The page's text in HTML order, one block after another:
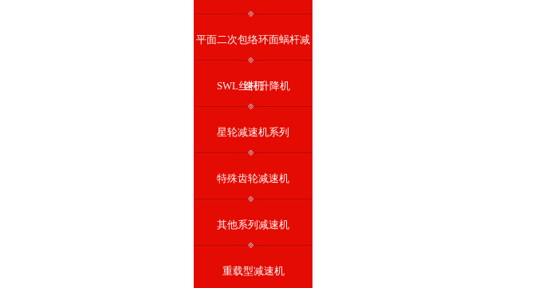
平面二次包络环面蜗杆减
速机
SWL丝杆升降机
星轮减速机系列
特殊齿轮减速机
其他系列减速机
重载型减速机